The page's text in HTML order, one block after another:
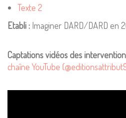
Texte 2
Etabli : Imaginer DARD/DARD en
Captations vidéos des
chaîne YouTube